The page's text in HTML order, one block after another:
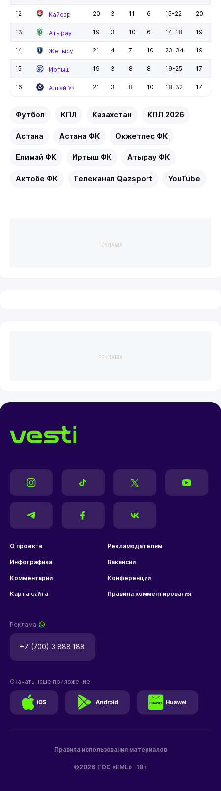
12 Кайсар 20 3 11 6 15-22 20
13 Атырау 19 3 10 6 14-18 19
14 Жетысу 21 4 7 10 23-34 19
15 Иртыш 19 3 8 8 19-25 17
16 Алтай УК 21 3 8 10 18-32 17
Футбол КПЛ Казахстан КПЛ 2026
Астана Астана ФК Окжетпес ФК
Елимай ФК Иртыш ФК Атырау ФК
Актобе ФК Телеканал Qazsport YouTube
РЕКЛАМА
РЕКЛАМА
О проекте Рекламодателям
Инфографика Вакансии
Комментарии Конференции
Карта сайта Правила комментирования
Реклама
+7 (700) 3 888 188
©2026 ТОО «EML» 18+
Правила использования материалов
Скачать наше приложение